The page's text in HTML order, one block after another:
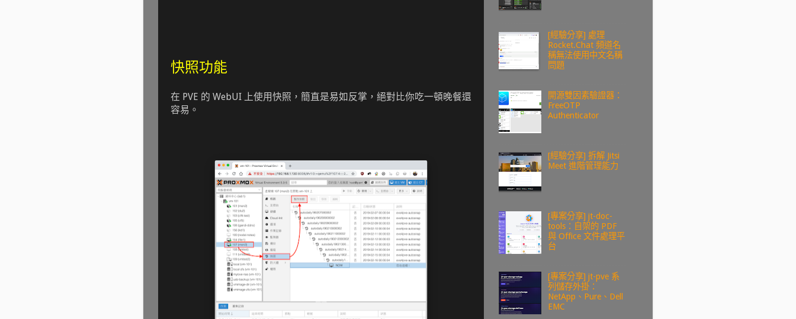
快照功能
在 PVE 的 WebUI 上使用快照，簡直是易如反掌，絕對比你吃一頓晚餐還
容易。
[經驗分享] 處理
Rocket.Chat 頻道名
稱無法使用中文名稱
問題
開源雙因素驗證器：
FreeOTP
Authenticator
[經驗分享] 拆解 Jitsi
Meet 進階管理能力
[專案分享] jt-doc-
tools：自架的 PDF
與 Office 文件處理平
台
[專案分享] jt-pve 系
列儲存外掛：
NetApp、Pure、Dell
EMC